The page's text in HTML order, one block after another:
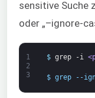
sensitive Suche
oder „–ignore-
1
2
3
$ grep -i
$ grep --